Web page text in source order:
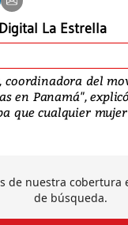
La Estrella
coordinadora del
en Panamá",
que cualquier mujer
de nuestra cobertura
de búsqueda.